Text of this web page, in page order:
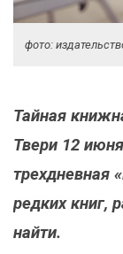
фото:
Тайная
Твери 12
трехдневная
редких книг,
найти.